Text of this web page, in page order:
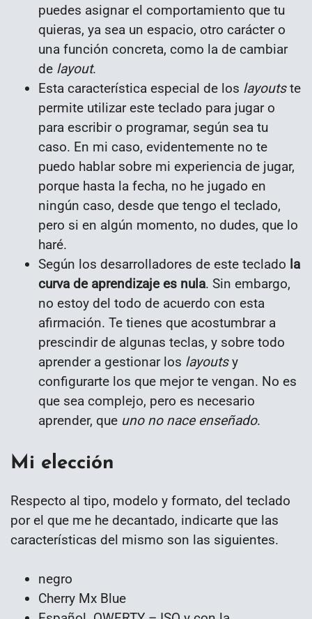
puedes asignar el comportamiento que tu
quieras, ya sea un espacio, otro carácter o
una función concreta, como la de cambiar
de layout.
Esta característica especial de los layoutste
permite utilizar este teclado para jugar o
para escribir o programar, según sea tu
caso. En mi caso, evidentemente no te
puedo hablar sobre mi experiencia de jugar,
porque hasta la fecha, no he jugado en
ningún caso, desde que tengo el teclado,
pero si en algún momento, no dudes, que lo
haré.
Según los desarrolladores de este teclado la
curva de aprendizaje es nula. Sin embargo,
no estoy del todo de acuerdo con esta
afirmación. Te tienes que acostumbrar a
prescindir de algunas teclas, y sobre todo
aprender a gestionar los layoutsy
configurarte los que mejor te vengan. No es
que sea complejo, pero es necesario
aprender, que uno no nace enseñado.
Mi elección
Respecto al tipo, modelo y formato, del teclado
por el que me he decantado, indicarte que las
características del mismo son las siguientes.
negro
Cherry Mx Blue